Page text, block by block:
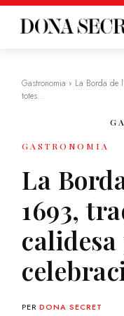
Gastronomia
La Borda de
totes...
GASTRONOMIA
La
1693,
calidesa
PER DONA SECRET